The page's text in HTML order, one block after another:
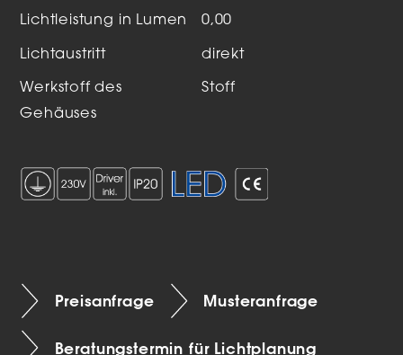
Lichtleistung in Lumen 0,00
Lichtaustritt direkt
Werkstoff des
Gehäuses
Stoff
Preisanfrage Musteranfrage
Beratungstermin für Lichtplanung